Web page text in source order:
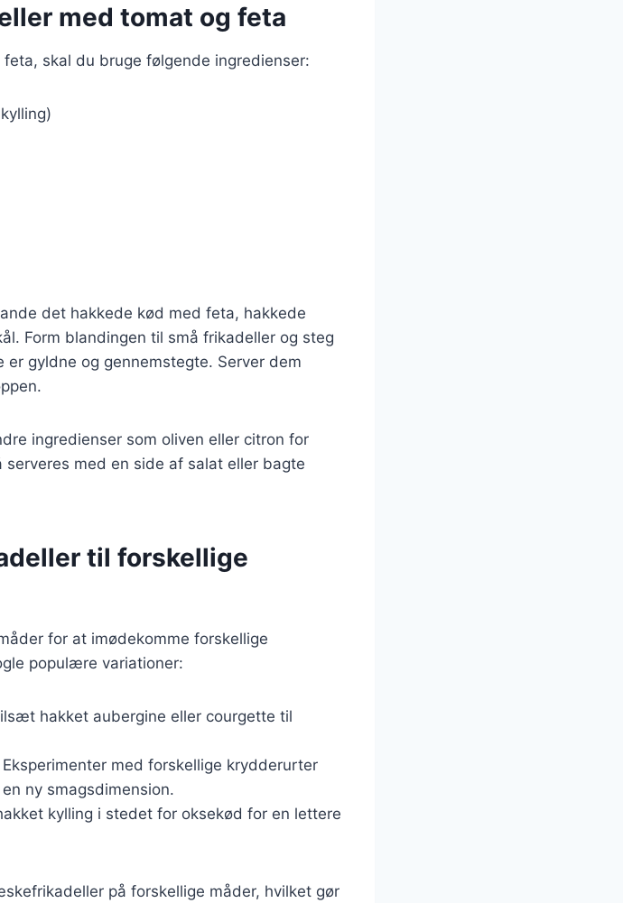
med tomat og feta
skal du bruge følgende ingredienser:
det hakkede kød med feta, hakkede
Form blandingen til små frikadeller og steg
gyldne og gennemstegte. Server dem
ingredienser som oliven eller citron for
med en side af salat eller bagte
til forskellige
for at imødekomme forskellige
populære variationer:
hakket aubergine eller courgette til
Eksperimenter med forskellige krydderurter
ny smagsdimension.
kylling i stedet for oksekød for en lettere
på forskellige måder, hvilket gør